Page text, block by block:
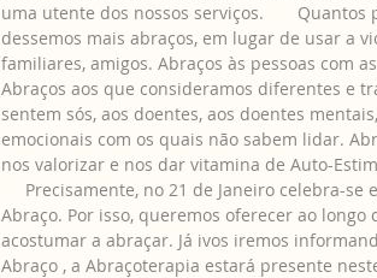
uma utente dos nossos serviços.
dessemos mais abraços, em lugar de usar a
familiares, amigos. Abraços às pessoas com
Abraços aos que consideramos diferentes e
sentem sós, aos doentes, aos doentes
emocionais com os quais não sabem lidar.
nos valorizar e nos dar vitamina de Auto-
Abraço. Por isso, queremos oferecer ao
acostumar a abraçar. Já ivos iremos
Abraço , a Abraçoterapia estará presente